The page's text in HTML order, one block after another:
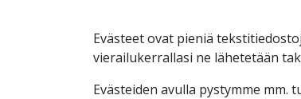
Evästeet ovat pieniä
vierailukerrallasi ne lähetetään
Evästeiden avulla pystymme mm.